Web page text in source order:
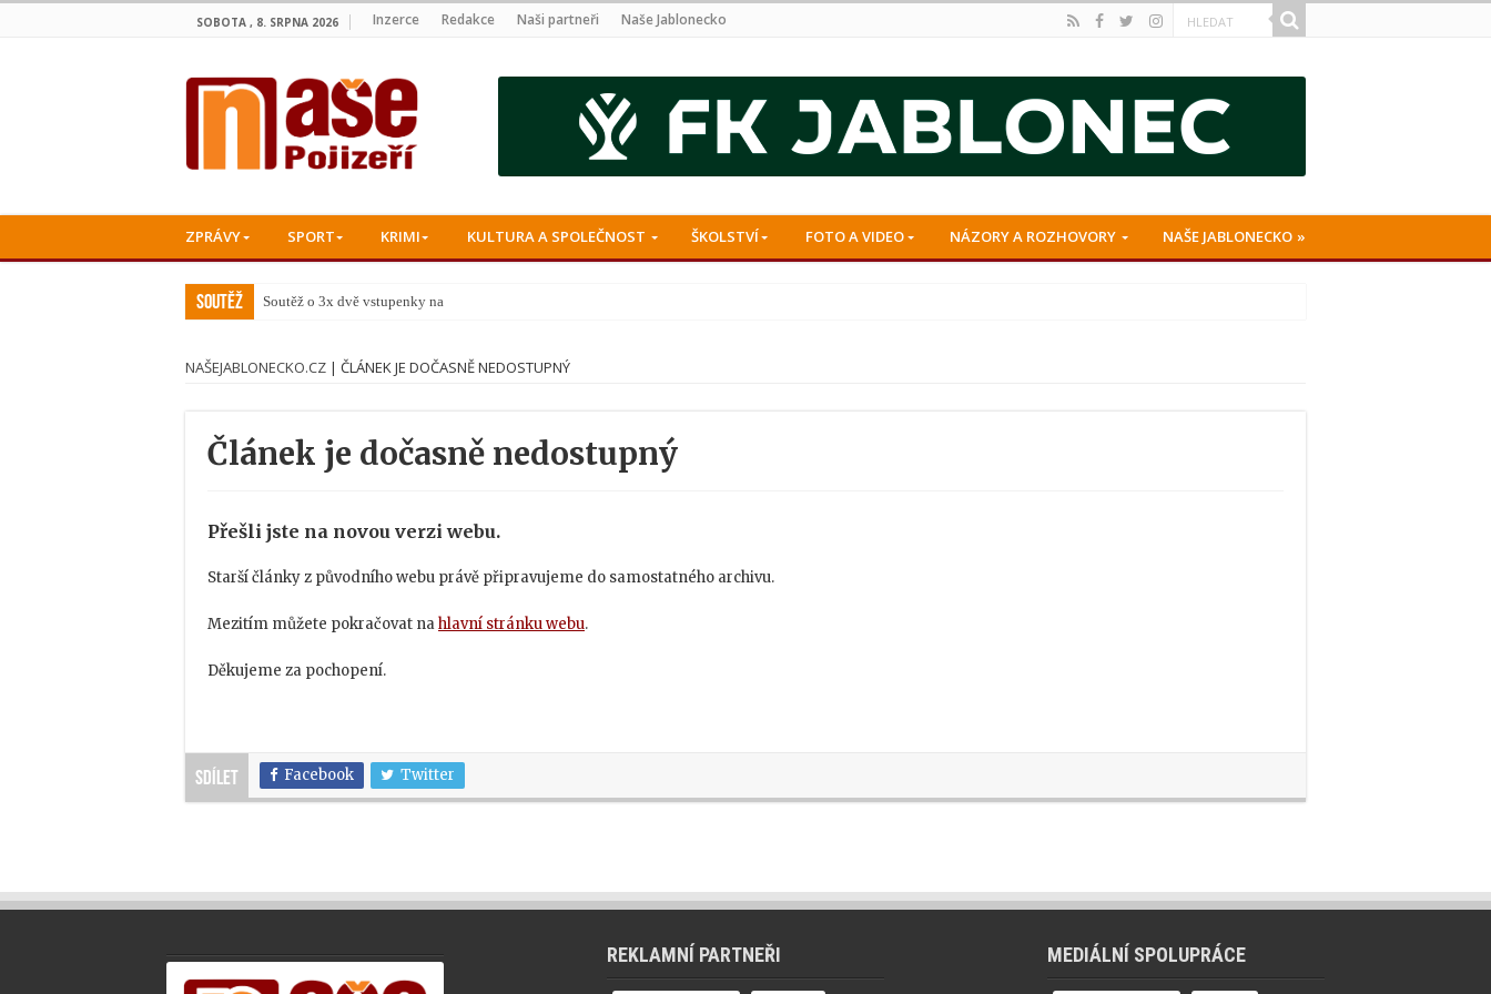
SOBOTA , 8. SRPNA 2026 Inzerce Redakce Naši partneři Naše Jablonecko
ZPRÁVY SPORT KRIMI KULTURA A SPOLEČNOST ŠKOLSTVÍ FOTO A VIDEO NÁZORY A ROZHOVORY NAŠE JABLONECKO
Soutěž Soutěž o 3x dvě vstupenky na koncert
NAŠEJABLONECKO.CZ | ČLÁNEK JE DOČASNĚ NEDOSTUPNÝ
Článek je dočasně nedostupný
Přešli jste na novou verzi webu.
Starší články z původního webu právě připravujeme do samostatného archivu.
Mezitím můžete pokračovat nahlavní stránku webu.
Děkujeme za pochopení.
Sdílet Facebook Twitter
REKLAMNÍ PARTNEŘI MEDIÁLNÍ SPOLUPRÁCE